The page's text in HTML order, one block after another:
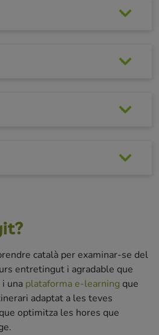
català per examinar-se del
entretingut i agradable que
i una plataforma e-learning que
adaptat a les teves
optimitza les hores que